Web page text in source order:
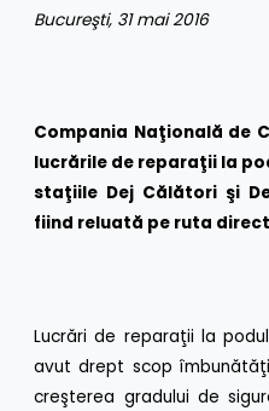
Bucureşti, 31 mai 2016
Compania Naţională de
lucrările de reparaţii la
staţiile Dej Călători şi
fiind reluată pe ruta
Lucrări de reparaţii la
avut drept scop
creşterea gradului de